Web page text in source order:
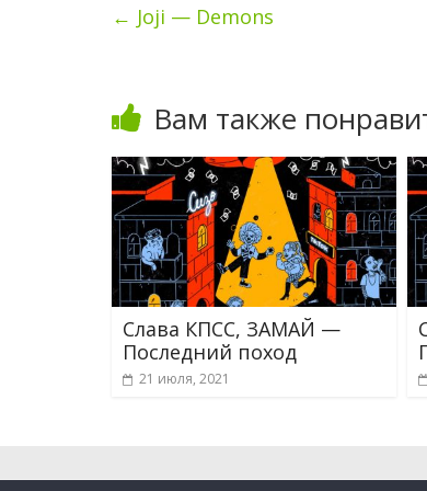
← Joji — Demons
Вам также
Слава КПСС, ЗАМАЙ —
Последний поход
21 июля, 2021